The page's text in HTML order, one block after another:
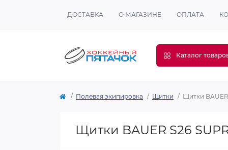
ДОСТАВКА О МАГАЗИНЕ ОПЛАТА
Каталог
Полевая экипировка Щитки Щитки BAUER
Щитки BAUER S26